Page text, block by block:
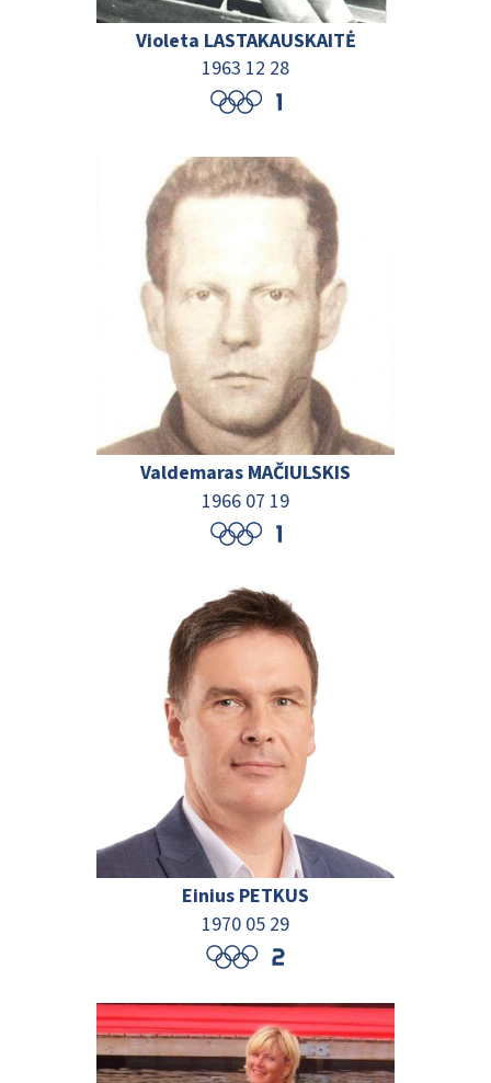
Violeta LASTAKAUSKAITĖ
1963 12 28
Valdemaras MAČIULSKIS
1966 07 19
Einius PETKUS
1970 05 29